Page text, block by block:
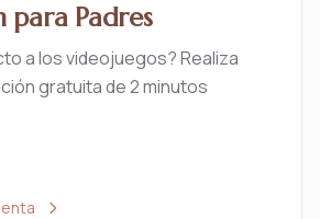
para Padres
a los videojuegos? Realiza
gratuita de 2 minutos